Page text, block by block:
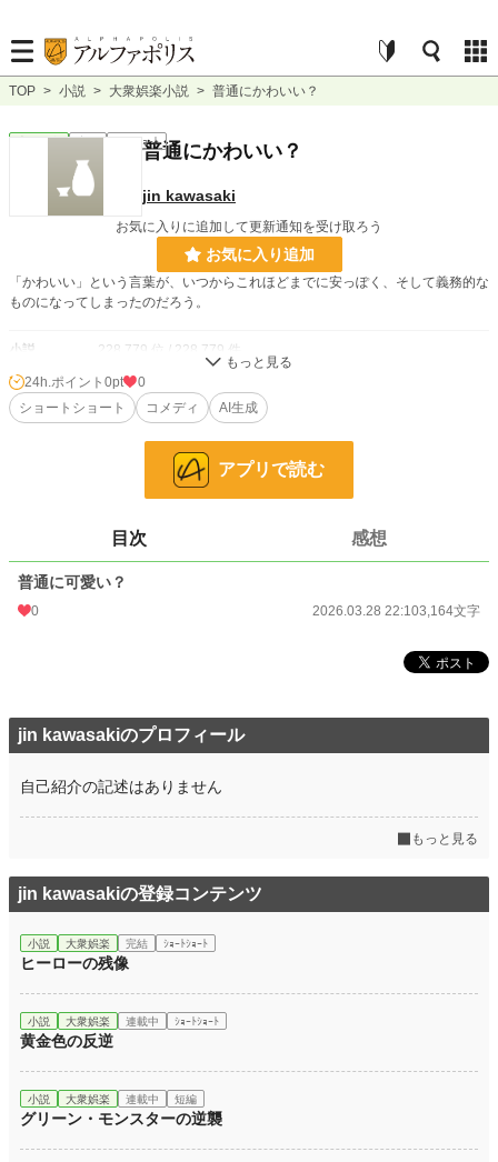
TOP > 小説 > 大衆娯楽小説 > 普通にかわいい？
大衆娯楽 完結 ｼｮｰﾄｼｮｰﾄ普通にかわいい？
jin kawasaki
お気に入りに追加して更新通知を受け取ろう
お気に入り追加
「かわいい」という言葉が、いつからこれほどまでに安っぽく、そして義務的な
ものになってしまったのだろう。
小説 228,779 位 / 228,779 件
大衆娯楽 6,072 位 / 6,072 件
お気に入り 0
2026.03.28 22:10
初回公開日時 2026.03.28 22:10
年間ポイント 1,133 pt (81,381 位)
累計ポイント 1,133 pt (191,391 位)
24h.ポイント 0pt
0
ショートショート
コメディ AI生成
アプリで読む
目次 感想
普通に可愛い？
0 2026.03.28 22:103,164文字
jin kawasakiのプロフィール
自己紹介の記述はありません
もっと見る
jin kawasakiの登録コンテンツ
小説 大衆娯楽 完結 ｼｮｰﾄｼｮｰﾄ
ヒーローの残像
小説 大衆娯楽 連載中 ｼｮｰﾄｼｮｰﾄ
黄金色の反逆
小説 大衆娯楽 連載中 短編
グリーン・モンスターの逆襲